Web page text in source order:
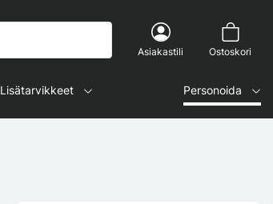
Asiakastili Ostoskori
Lisätarvikkeet Personoida